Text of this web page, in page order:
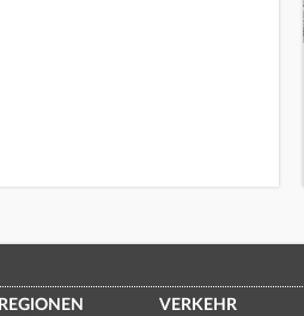
REGIONEN VERKEHR